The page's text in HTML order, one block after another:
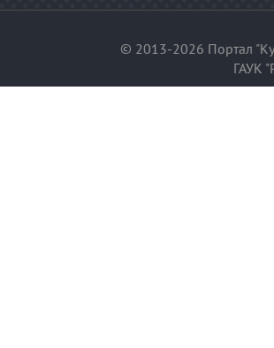
© 2013-2026 Портал
ГАУК